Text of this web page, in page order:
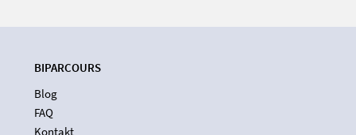
BIPARCOURS
Blog
FAQ
Kontakt